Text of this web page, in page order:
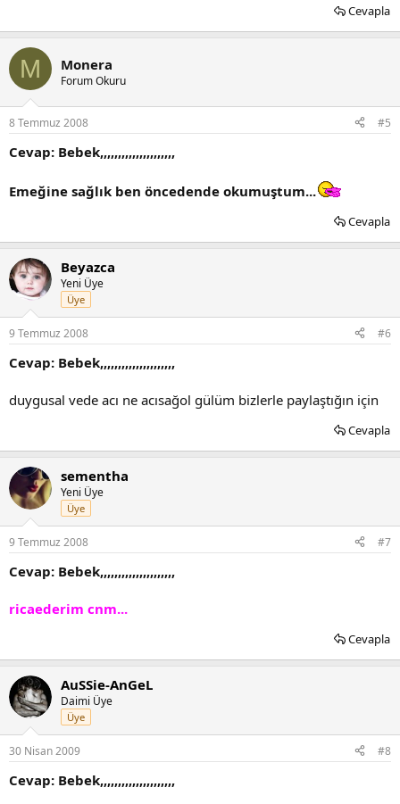
Cevapla
M Monera
Forum Okuru
8 Temmuz 2008 #5
Cevap: Bebek,,,,,,,,,,,,,,,,,,,,,
Emeğine sağlık ben öncedende okumuştum...
Cevapla
Beyazca
Yeni Üye
Üye
9 Temmuz 2008 #6
Cevap: Bebek,,,,,,,,,,,,,,,,,,,,,
duygusal vede acı ne acısağol gülüm bizlerle paylaştığın için
Cevapla
sementha
Yeni Üye
Üye
9 Temmuz 2008 #7
Cevap: Bebek,,,,,,,,,,,,,,,,,,,,,
ricaederim cnm...
Cevapla
AuSSie-AnGeL
Daimi Üye
Üye
30 Nisan 2009 #8
Cevap: Bebek,,,,,,,,,,,,,,,,,,,,,